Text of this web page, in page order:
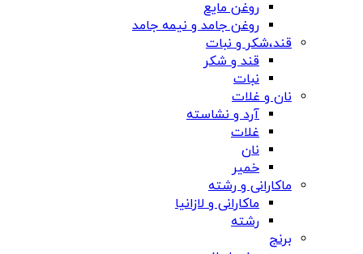
روغن مایع
روغن جامد و نیمه جامد
قند،شکر و نبات
قند و شکر
نبات
نان و غلات
آرد و نشاسته
غلات
نان
خمیر
ماکارانی و رشته
ماکارانی و لازانیا
رشته
برنج